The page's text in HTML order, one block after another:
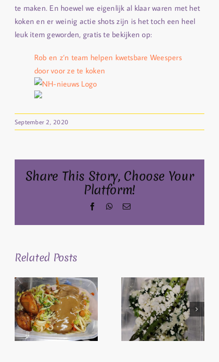
te maken. En hoewel we eigenlijk al klaar waren met het
koken en er weinig actie shots zijn is het toch een heel
leuk item geworden, gratis te bekijken op:
Rob en z’n team helpen kwetsbare Weespers
door voor ze te koken
NH-nieuws Logo
September 2, 2020
Share This Story, Choose Your
Platform!
FacebookWhatsApp
Email
Related Posts